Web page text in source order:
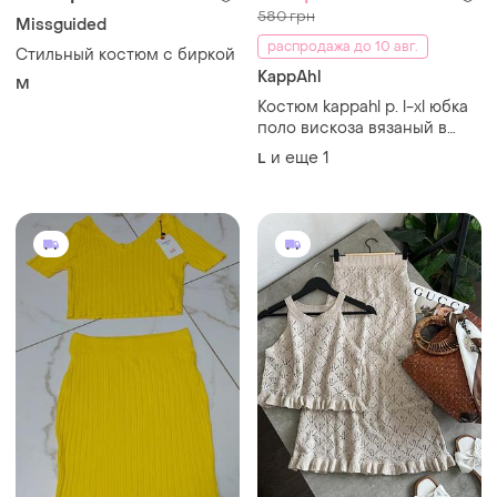
Missguided
Стильный костюм с биркой
M
580 грн
распродажа до 10 авг.
KappAhl
Костюм kappahl р. l-xl юбка
поло вискоза вязаный в
рубчик
L и еще 1